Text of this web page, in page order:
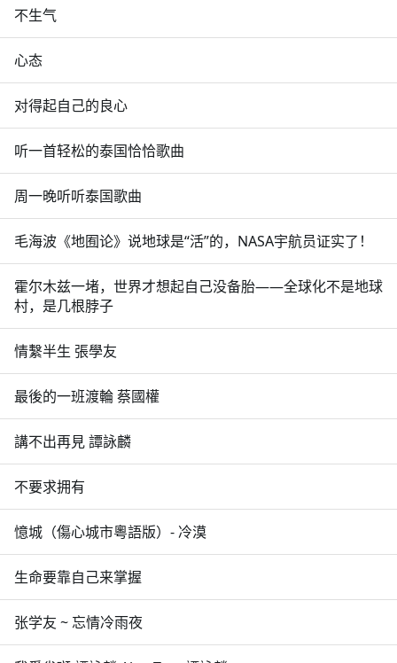
不生气
心态
对得起自己的良心
听一首轻松的泰国恰恰歌曲
周一晚听听泰国歌曲
毛海波《地囿论》说地球是“活”的，NASA宇航员证实了！
霍尔木兹一堵，世界才想起自己没备胎——全球化不是地球
村，是几根脖子
情繫半生 張學友
最後的一班渡輪 蔡國權
講不出再見 譚詠麟
不要求拥有
憶城（傷心城市粵語版）- 冷漠
生命要靠自己来掌握
张学友 ~ 忘情冷雨夜